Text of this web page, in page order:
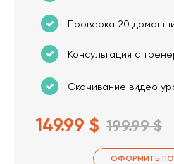
Проверка 20
Консультация с
Скачивание видео
149.99 $ 199.99 $
ОФОРМИТЬ